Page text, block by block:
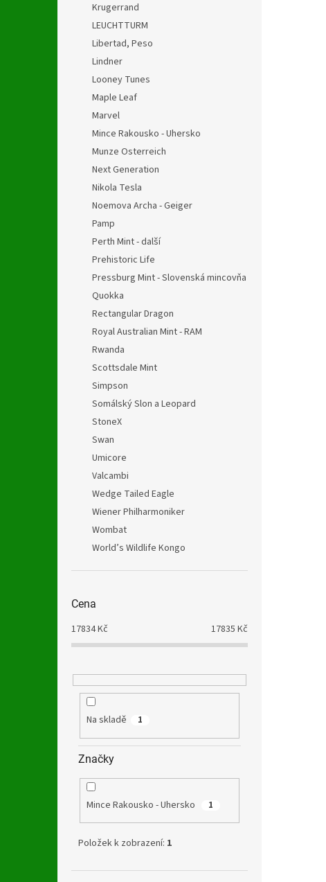
Krugerrand
LEUCHTTURM
Libertad, Peso
Lindner
Looney Tunes
Maple Leaf
Marvel
Mince Rakousko - Uhersko
Munze Osterreich
Next Generation
Nikola Tesla
Noemova Archa - Geiger
Pamp
Perth Mint - další
Prehistoric Life
Pressburg Mint - Slovenská mincovňa
Quokka
Rectangular Dragon
Royal Australian Mint - RAM
Rwanda
Scottsdale Mint
Simpson
Somálský Slon a Leopard
StoneX
Swan
Umicore
Valcambi
Wedge Tailed Eagle
Wiener Philharmoniker
Wombat
World’s Wildlife Kongo
Cena
17834Kč 17835 Kč
Na skladě 1
Značky
Mince Rakousko - Uhersko 1
Položek k zobrazení: 1